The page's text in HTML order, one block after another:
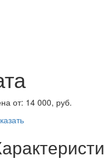
от: 14 000, руб.